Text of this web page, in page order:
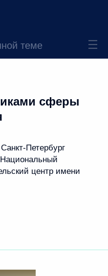
теме
сферы
Петербург
центр имени